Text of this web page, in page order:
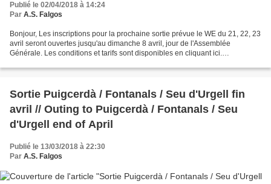
Publié le 02/04/2018 à 14:24
Par A.S. Falgos
Bonjour, Les inscriptions pour la prochaine sortie prévue le WE du 21, 22, 23
avril seront ouvertes jusqu'au dimanche 8 avril, jour de l'Assemblée
Générale. Les conditions et tarifs sont disponibles en cliquant ici.
Sortie Puigcerdà / Fontanals / Seu d'Urgell fin
avril // Outing to Puigcerdà / Fontanals / Seu
d'Urgell end of April
Publié le 13/03/2018 à 22:30
Par A.S. Falgos